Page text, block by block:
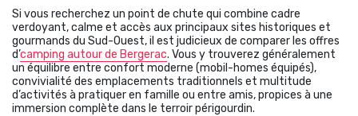
Si vous recherchez un point de chute qui combine cadre
verdoyant, calme et accès aux principaux sites historiques et
gourmands du Sud-Ouest, il est judicieux de comparer les offres
d’camping autour de Bergerac. Vous y trouverez généralement
un équilibre entre confort moderne (mobil-homes équipés),
convivialité des emplacements traditionnels et multitude
d’activités à pratiquer en famille ou entre amis, propices à une
immersion complète dans le terroir périgourdin.